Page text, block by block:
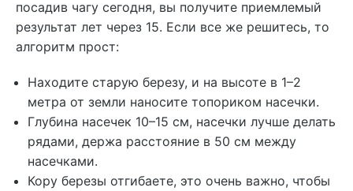
посадив чагу сегодня, вы получите приемлемый
результат лет через 15. Если все же решитесь, то
алгоритм прост:
Находите старую березу, и на высоте в 1–2
метра от земли наносите топориком насечки.
Глубина насечек 10–15 см, насечки лучше делать
рядами, держа расстояние в 50 см между
насечками.
Кору березы отгибаете, это очень важно, чтобы